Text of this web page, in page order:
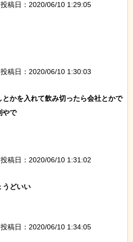
投稿日：2020/06/10 1:29:05
投稿日：2020/06/10 1:30:03
かを入れて飲み切ったら会社とかで
やで
投稿日：2020/06/10 1:31:02
うどいい
投稿日：2020/06/10 1:34:05